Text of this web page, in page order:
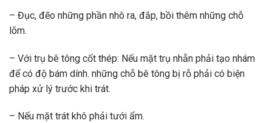
– Đục, đẽo những phần nhô ra, đắp, bồi thêm những chỗ
lõm.
– Với trụ bê tông cốt thép: Nếu mặt trụ nhẵn phải tạo nhám
để có độ bám dính. những chỗ bê tông bị rỗ phải có biện
pháp xử lý trước khi trát.
– Nếu mặt trát khô phải tưới ẩm.